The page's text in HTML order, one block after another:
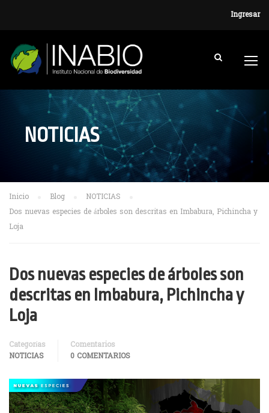
Ingresar
NOTICIAS
Inicio Blog
NOTICIAS
Dos nuevas especies de árboles son descritas en Imbabura, Pichincha y
Loja
Dos nuevas especies de árboles son
descritas en Imbabura, Pichincha y
Loja
Categorías
NOTICIAS
Comentarios
0 COMENTARIOS